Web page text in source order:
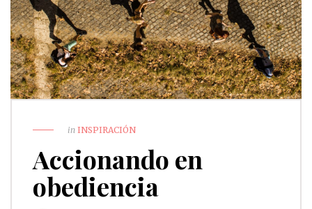
in INSPIRACIÓN
Accionando en
obediencia